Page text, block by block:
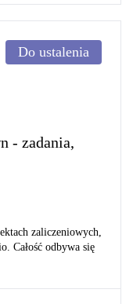
Do ustalenia
- zadania,
zaliczeniowych,
Całość odbywa się